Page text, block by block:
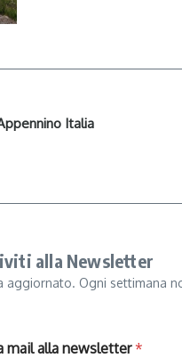
Italia
alla Newsletter
aggiornato. Ogni settimana
mail alla newsletter*